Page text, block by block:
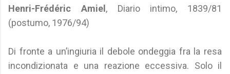
Henri-Frédéric Amiel , Diario intimo, 1839/81
(postumo, 1976/94)
Di fronte a un’ingiuria il debole ondeggia fra la resa
incondizionata e una reazione eccessiva. Solo il